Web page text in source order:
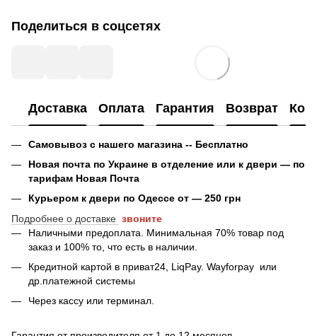
Поделиться в соцсетях
Доставка Оплата Гарантия Возврат
Самовывоз с нашего магазина -- Бесплатно
Новая почта по Украине в отделение или к двери — по
тарифам Новая Почта
Курьером к двери по Одессе от — 250 грн
Подробнее о доставке звоните
Наличными предоплата. Минимальная 70% товар под
заказ и 100% то, что есть в наличии.
Кредитной картой в приват24, LiqPay. Wayforpay или
др.платежной системы
Через кассу или терминал.